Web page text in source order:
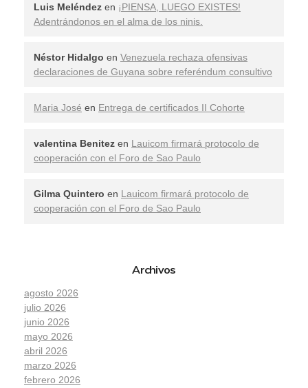
Luis Meléndez en ¡PIENSA, LUEGO EXISTES!
Adentrándonos en el alma de los ninis.
Néstor Hidalgo en Venezuela rechaza ofensivas
declaraciones de Guyana sobre referéndum consultivo
Maria José en Entrega de certificados II Cohorte
valentina Benitez en Lauicom firmará protocolo de
cooperación con el Foro de Sao Paulo
Gilma Quintero en Lauicom firmará protocolo de
cooperación con el Foro de Sao Paulo
Archivos
agosto 2026
julio 2026
junio 2026
mayo 2026
abril 2026
marzo 2026
febrero 2026